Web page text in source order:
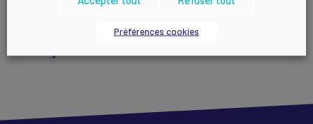
entrepreneurs :
Préférences cookies